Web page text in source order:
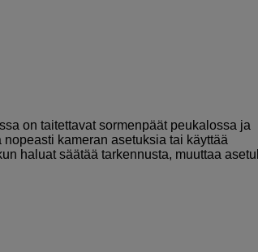
on taitettavat sormenpäät peukalossa ja
kameran asetuksia tai käyttää
haluat säätää tarkennusta, muuttaa